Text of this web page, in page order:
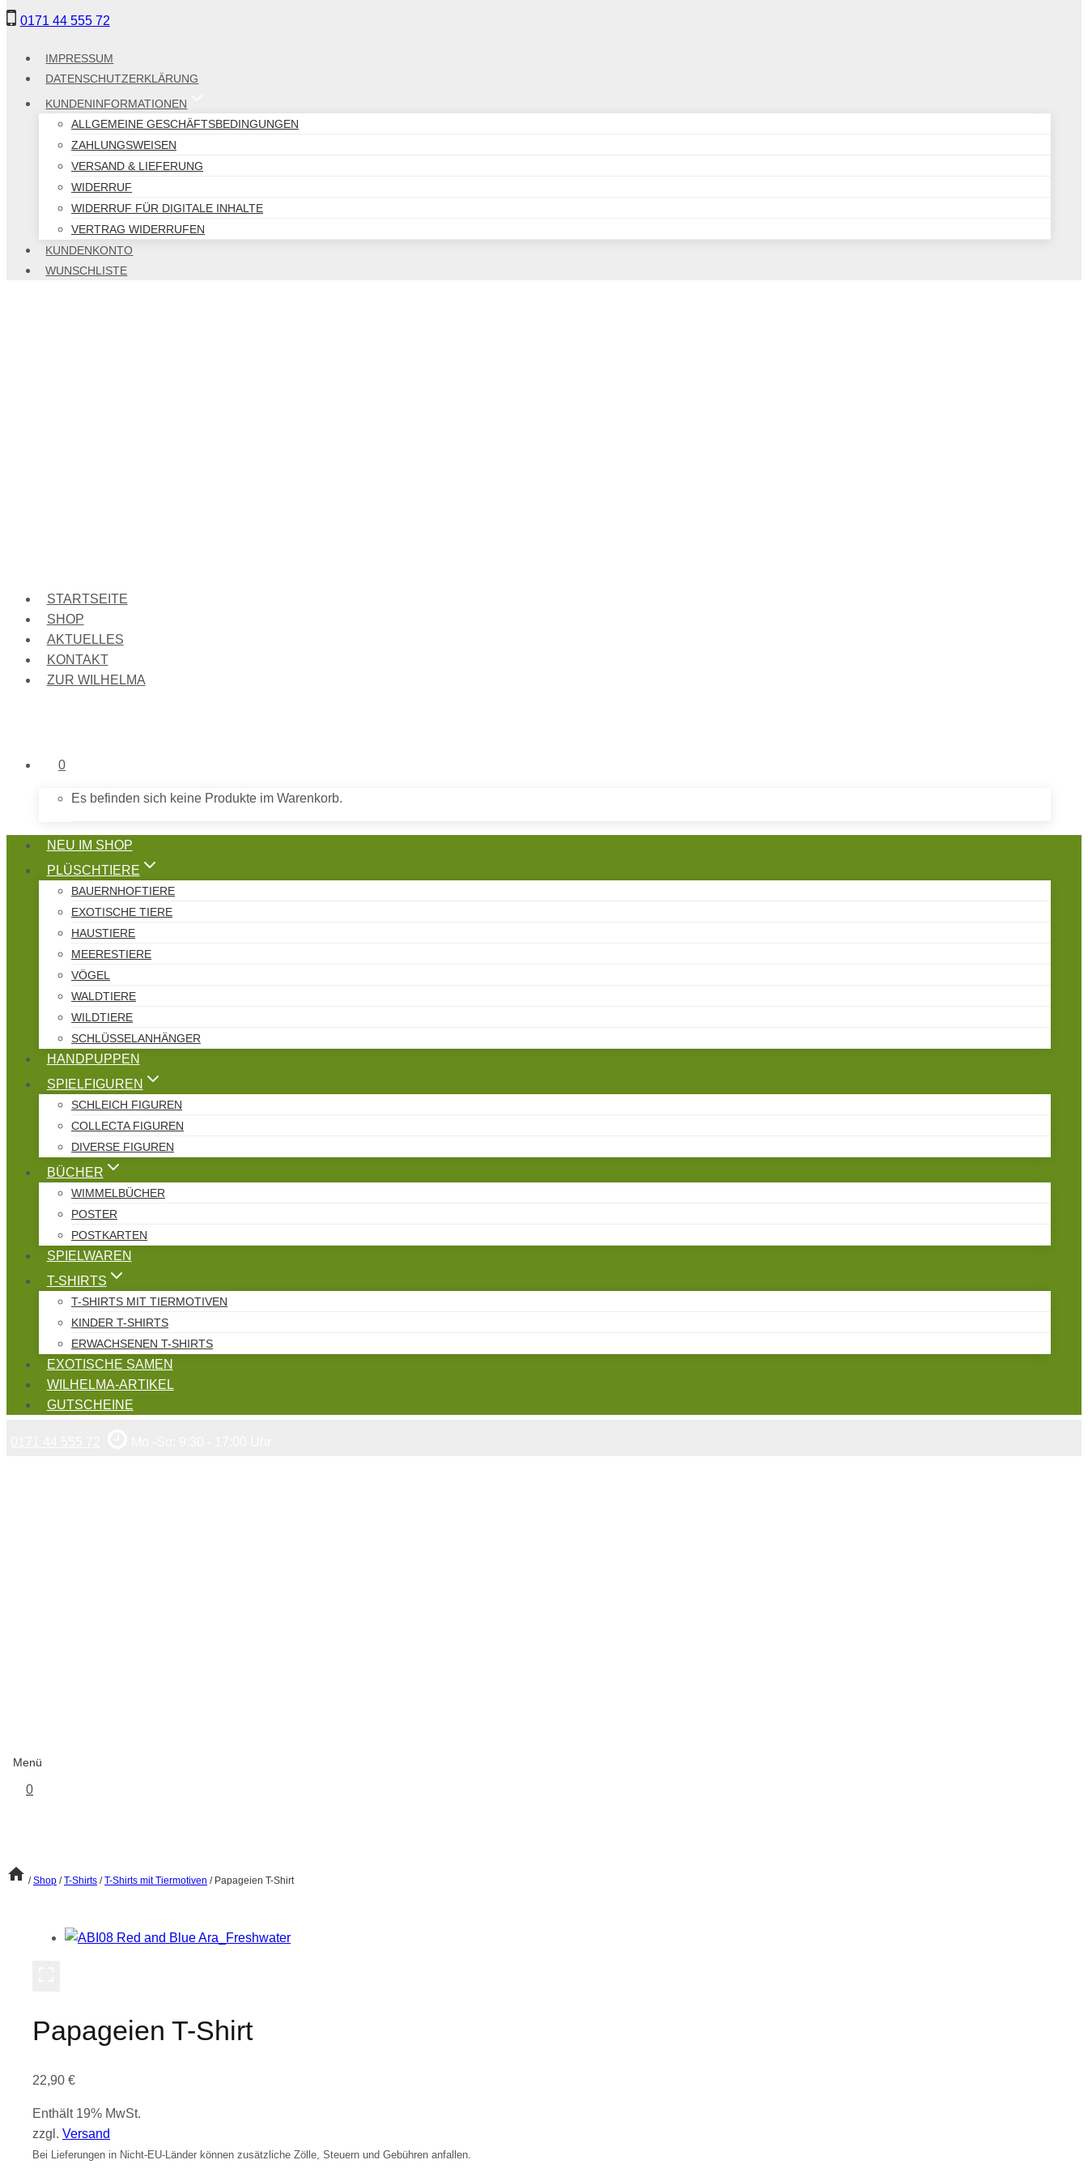
Zum
Inhalt
0171 44 555 72
IMPRESSUM
DATENSCHUTZERKLÄRUNG
KUNDENINFORMATIONEN
ALLGEMEINE GESCHÄFTSBEDINGUNGEN
ZAHLUNGSWEISEN
VERSAND & LIEFERUNG
WIDERRUF
WIDERRUF FÜR DIGITALE INHALTE
VERTRAG WIDERRUFEN
KUNDENKONTO
WUNSCHLISTE
STARTSEITE
SHOP
AKTUELLES
KONTAKT
ZUR WILHELMA
0
Es befinden sich keine Produkte im Warenkorb.
NEU IM SHOP
PLÜSCHTIERE
BAUERNHOFTIERE
EXOTISCHE TIERE
HAUSTIERE
MEERESTIERE
VÖGEL
WALDTIERE
WILDTIERE
SCHLÜSSELANHÄNGER
HANDPUPPEN
SPIELFIGUREN
SCHLEICH FIGUREN
COLLECTA FIGUREN
DIVERSE FIGUREN
BÜCHER
WIMMELBÜCHER
POSTER
POSTKARTEN
SPIELWAREN
T-SHIRTS
T-SHIRTS MIT TIERMOTIVEN
KINDER T-SHIRTS
ERWACHSENEN T-SHIRTS
EXOTISCHE SAMEN
WILHELMA-ARTIKEL
GUTSCHEINE
Menü
0
/ Shop / T-Shirts / T-Shirts mit Tiermotiven / Papageien T-Shirt
Papageien T-Shirt
22,90 €
Enthält 19% MwSt.
zzgl. Versand
Bei Lieferungen in Nicht-EU-Länder können zusätzliche Zölle, Steuern und Gebühren anfallen.